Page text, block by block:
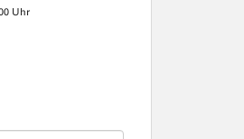
Uhr